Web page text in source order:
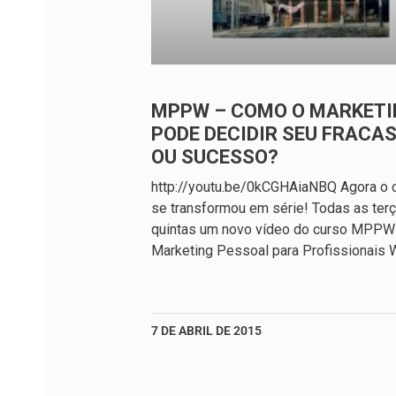
MPPW – COMO O
PODE DECIDIR SEU
OU SUCESSO?
http://youtu.be/0kCGHAiaNBQ Agora o
se transformou em série! Todas as
quintas um novo vídeo do curso
Marketing Pessoal para Profissionais
7 DE ABRIL DE 2015